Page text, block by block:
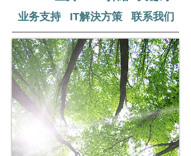
业务支持
IT解決方策 联系我们